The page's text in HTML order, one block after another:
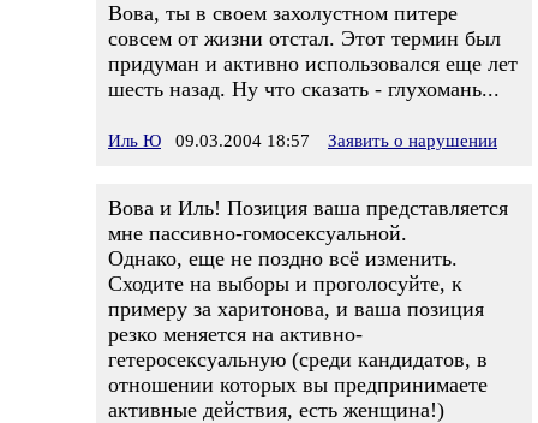
Вова, ты в своем захолустном питере
совсем от жизни отстал. Этот термин был
придуман и активно использовался еще лет
шесть назад. Ну что сказать - глухомань...
Иль Ю 09.03.2004 18:57 Заявить о нарушении
Вова и Иль! Позиция ваша представляется
мне пассивно-гомосексуальной.
Однако, еще не поздно всё изменить.
Сходите на выборы и проголосуйте, к
примеру за харитонова, и ваша позиция
резко меняется на активно-
гетеросексуальную (среди кандидатов, в
отношении которых вы предпринимаете
активные действия, есть женщина!)